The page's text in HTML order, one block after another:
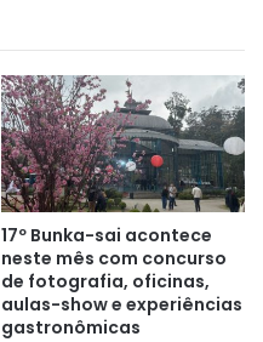
17º Bunka-sai acontece
neste mês com concurso
de fotografia, oficinas,
aulas-show e experiências
gastronômicas